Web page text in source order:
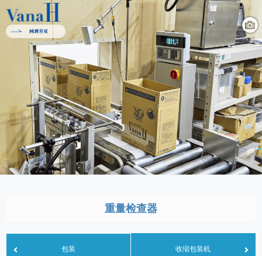
包装
重量检查器
收缩包装机